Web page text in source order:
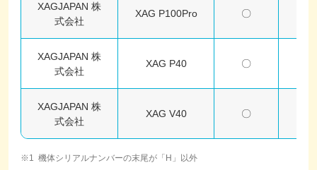
XAGJAPAN 株
式会社
XAG P100Pro 〇
XAGJAPAN 株
式会社
XAG P40 〇
XAGJAPAN 株
式会社
XAG V40 〇
機体シリアルナンバーの末尾が「H」以外